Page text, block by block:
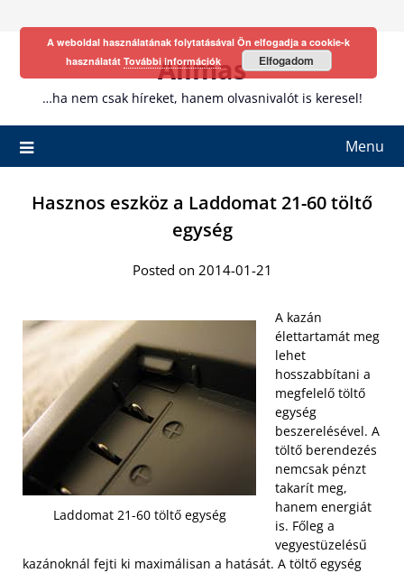
Allmas
…ha nem csak híreket, hanem olvasnivalót is keresel!
Menu
Hasznos eszköz a Laddomat 21-60 töltő
egység
Posted on 2014-01-21
Laddomat 21-60 töltő egység
A kazán
élettartamát meg
lehet
hosszabbítani a
megfelelő töltő
egység
beszerelésével. A
töltő berendezés
nemcsak pénzt
takarít meg,
hanem energiát
is. Főleg a
vegyestüzelésű
kazánoknál fejti ki maximálisan a hatását. A töltő egység
A weboldal használatának folytatásával Ön elfogadja a cookie-k
használatát További információk Elfogadom